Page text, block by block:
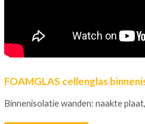
FOAMGLAS cellenglas
Binnenisolatie wanden: naakte